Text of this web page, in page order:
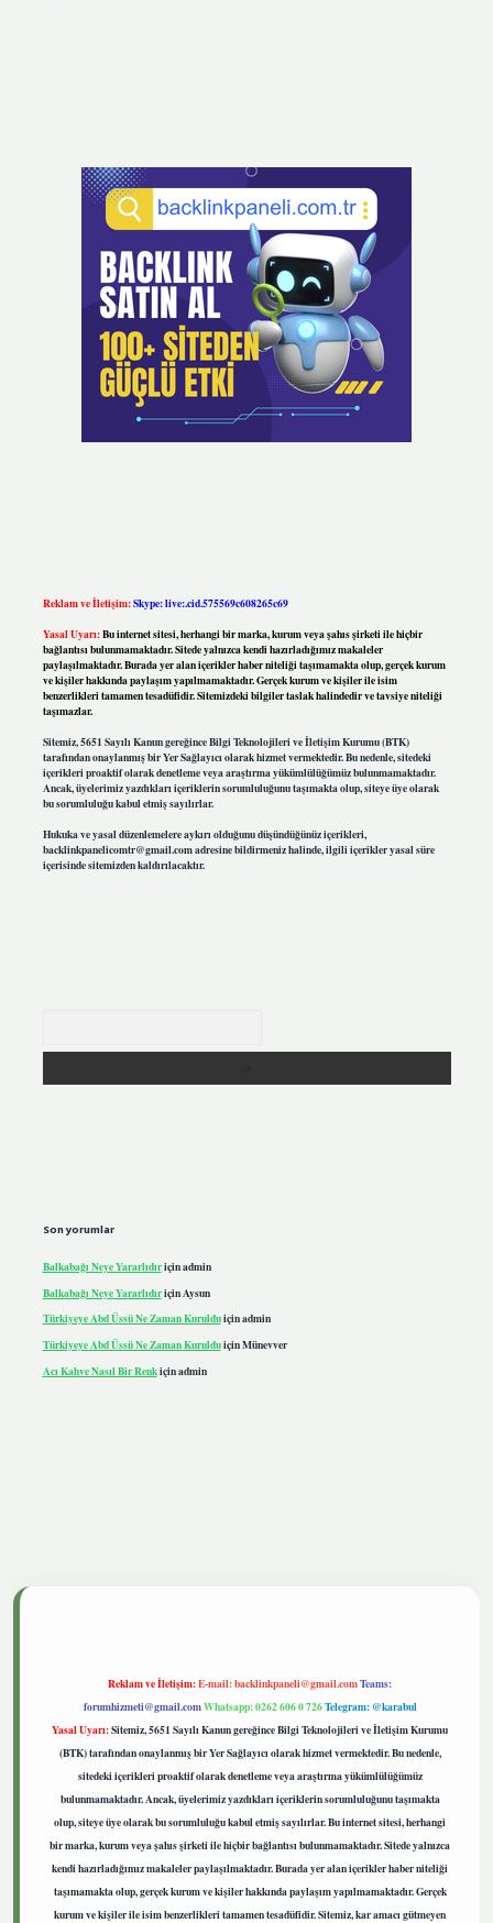
Reklam ve İletişim:Skype: live:.cid.575569c608265c69
Yasal Uyarı:Bu internet sitesi, herhangi bir marka, kurum veya şahıs şirketi ile hiçbir
bağlantısı bulunmamaktadır. Sitede yalnızca kendi hazırladığımız makaleler
paylaşılmaktadır. Burada yer alan içerikler haber niteliği taşımamakta olup, gerçek kurum
ve kişiler hakkında paylaşım yapılmamaktadır. Gerçek kurum ve kişiler ile isim
benzerlikleri tamamen tesadüfidir. Sitemizdeki bilgiler taslak halindedir ve tavsiye niteliği
taşımazlar.
Sitemiz, 5651 Sayılı Kanun gereğince Bilgi Teknolojileri ve İletişim Kurumu (BTK)
tarafından onaylanmış bir Yer Sağlayıcı olarak hizmet vermektedir. Bu nedenle, sitedeki
içerikleri proaktif olarak denetleme veya araştırma yükümlülüğümüz bulunmamaktadır.
Ancak, üyelerimiz yazdıkları içeriklerin sorumluluğunu taşımakta olup, siteye üye olarak
bu sorumluluğu kabul etmiş sayılırlar.
Hukuka ve yasal düzenlemelere aykırı olduğunu düşündüğünüz içerikleri,
backlinkpanelicomtr@gmail.comadresine bildirmeniz halinde, ilgili içerikler yasal süre
içerisinde sitemizden kaldırılacaktır.
Son yorumlar
Balkabağı Neye Yararlıdıriçinadmin
Balkabağı Neye Yararlıdıriçin Aysun
Türkiyeye Abd Üssü Ne Zaman Kurulduiçinadmin
Türkiyeye Abd Üssü Ne Zaman KurulduiçinMünevver
Acı Kahve Nasıl Bir Renkiçinadmin
Reklam ve İletişim:E-mail:backlinkpaneli@gmail.comTeams:
forumhizmeti@gmail.comWhatsapp: 0262 606 0 726Telegram: @karabul
Yasal Uyarı:Sitemiz, 5651 Sayılı Kanun gereğince Bilgi Teknolojileri ve İletişim Kurumu
(BTK) tarafından onaylanmış bir Yer Sağlayıcı olarak hizmet vermektedir. Bu nedenle,
sitedeki içerikleri proaktif olarak denetleme veya araştırma yükümlülüğümüz
bulunmamaktadır. Ancak, üyelerimiz yazdıkları içeriklerin sorumluluğunu taşımakta
olup, siteye üye olarak bu sorumluluğu kabul etmiş sayılırlar. Bu internet sitesi, herhangi
bir marka, kurum veya şahıs şirketi ile hiçbir bağlantısı bulunmamaktadır. Sitede yalnızca
kendi hazırladığımız makaleler paylaşılmaktadır. Burada yer alan içerikler haber niteliği
taşımamakta olup, gerçek kurum ve kişiler hakkında paylaşım yapılmamaktadır. Gerçek
kurum ve kişiler ile isim benzerlikleri tamamen tesadüfidir. Sitemiz, kar amacı gütmeyen